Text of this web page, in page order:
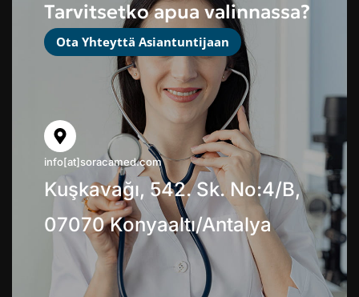
Tarvitsetko apua valinnassa?
Ota Yhteyttä Asiantuntijaan
info[at]soracamed.com
Kuşkavağı, 542. Sk. No:4/B,
07070 Konyaaltı/Antalya